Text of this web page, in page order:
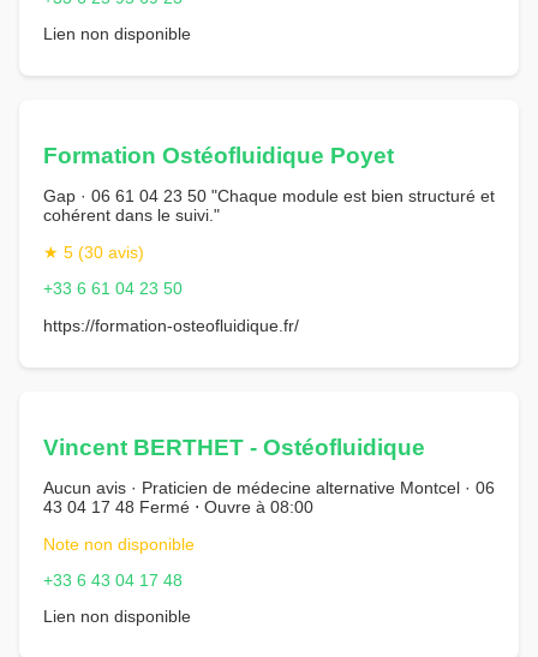
Lien non disponible
Formation Ostéofluidique Poyet
Gap · 06 61 04 23 50 "Chaque module est bien structuré et
cohérent dans le suivi."
★ 5 (30 avis)
+33 6 61 04 23 50
https://formation-osteofluidique.fr/
Vincent BERTHET - Ostéofluidique
Aucun avis · Praticien de médecine alternative Montcel · 06
43 04 17 48 Fermé ⋅ Ouvre à 08:00
Note non disponible
+33 6 43 04 17 48
Lien non disponible